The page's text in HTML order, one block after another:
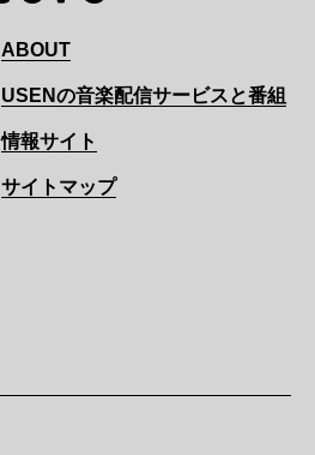
ABOUT
USENの音楽配信サービスと番組
情報サイト
サイトマップ